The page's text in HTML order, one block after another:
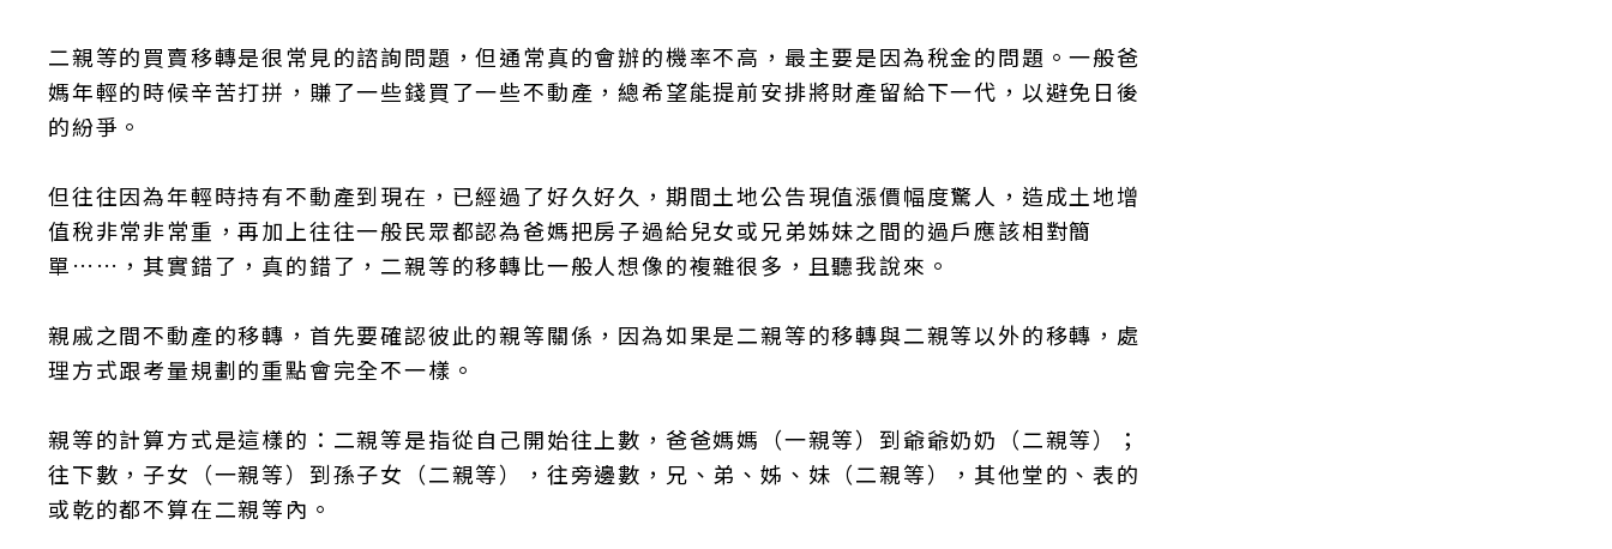
二親等的買賣移轉是很常見的諮詢問題，但通常真的會辦的機率不高，最主要是因為稅金的問題。一般爸
媽年輕的時候辛苦打拼，賺了一些錢買了一些不動產，總希望能提前安排將財產留給下一代，以避免日後
的紛爭。
但往往因為年輕時持有不動產到現在，已經過了好久好久，期間土地公告現值漲價幅度驚人，造成土地增
值稅非常非常重，再加上往往一般民眾都認為爸媽把房子過給兒女或兄弟姊妹之間的過戶應該相對簡
單……，其實錯了，真的錯了，二親等的移轉比一般人想像的複雜很多，且聽我說來。
親戚之間不動產的移轉，首先要確認彼此的親等關係，因為如果是二親等的移轉與二親等以外的移轉，處
理方式跟考量規劃的重點會完全不一樣。
親等的計算方式是這樣的：二親等是指從自己開始往上數，爸爸媽媽（一親等）到爺爺奶奶（二親等）；
往下數，子女（一親等）到孫子女（二親等），往旁邊數，兄、弟、姊、妹（二親等），其他堂的、表的
或乾的都不算在二親等內。